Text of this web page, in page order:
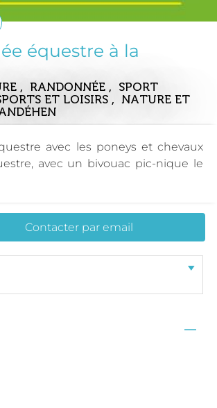
équestre à la
, RANDONNÉE , SPORT
ET LOISIRS , NATURE ET
avec les poneys et chevaux
avec un bivouac pic-nique le
Contacter par email
—